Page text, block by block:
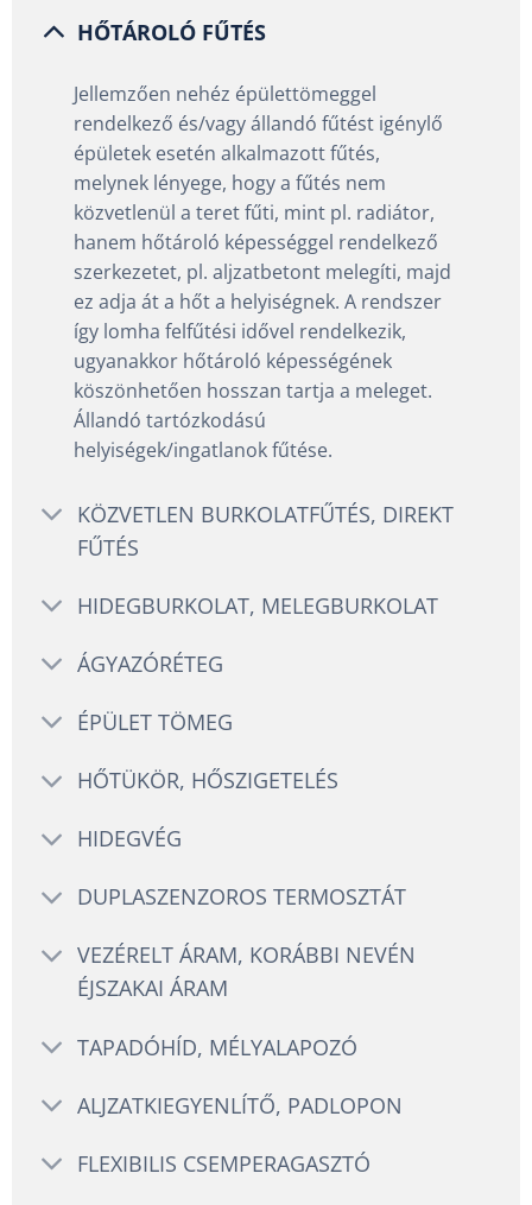
HŐTÁROLÓ FŰTÉS
Jellemzően nehéz épülettömeggel
rendelkező és/vagy állandó fűtést igénylő
épületek esetén alkalmazott fűtés,
melynek lényege, hogy a fűtés nem
közvetlenül a teret fűti, mint pl. radiátor,
hanem hőtároló képességgel rendelkező
szerkezetet, pl. aljzatbetont melegíti, majd
ez adja át a hőt a helyiségnek. A rendszer
így lomha felfűtési idővel rendelkezik,
ugyanakkor hőtároló képességének
köszönhetően hosszan tartja a meleget.
Állandó tartózkodású
helyiségek/ingatlanok fűtése.
KÖZVETLEN BURKOLATFŰTÉS, DIREKT
FŰTÉS
HIDEGBURKOLAT, MELEGBURKOLAT
ÁGYAZÓRÉTEG
ÉPÜLET TÖMEG
HŐTÜKÖR, HŐSZIGETELÉS
HIDEGVÉG
DUPLASZENZOROS TERMOSZTÁT
VEZÉRELT ÁRAM, KORÁBBI NEVÉN
ÉJSZAKAI ÁRAM
TAPADÓHÍD, MÉLYALAPOZÓ
ALJZATKIEGYENLÍTŐ, PADLOPON
FLEXIBILIS CSEMPERAGASZTÓ